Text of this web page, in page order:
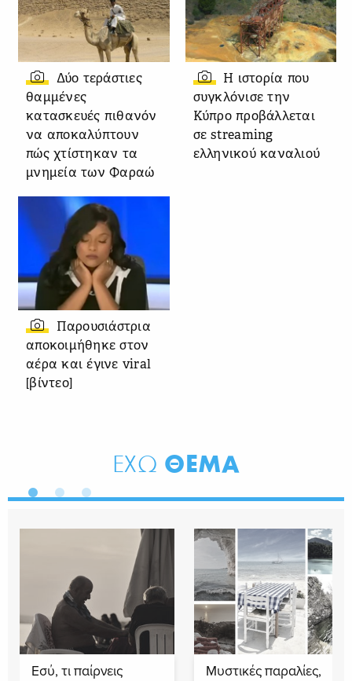
Δύο τεράστιες
θαμμένες
κατασκευές πιθανόν
να αποκαλύπτουν
πώς χτίστηκαν τα
μνημεία των Φαραώ
Η ιστορία που
συγκλόνισε την
Κύπρο προβάλλεται
σε streaming
ελληνικού καναλιού
Παρουσιάστρια
αποκοιμήθηκε στον
αέρα και έγινε viral
[βίντεο]
ΕΧΩ ΘΕΜΑ
Εσύ, τι παίρνεις
Μυστικές παραλίες,